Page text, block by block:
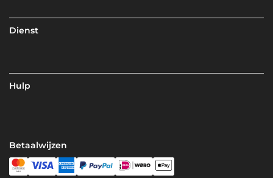
Dienst
Hulp
Betaalwijzen